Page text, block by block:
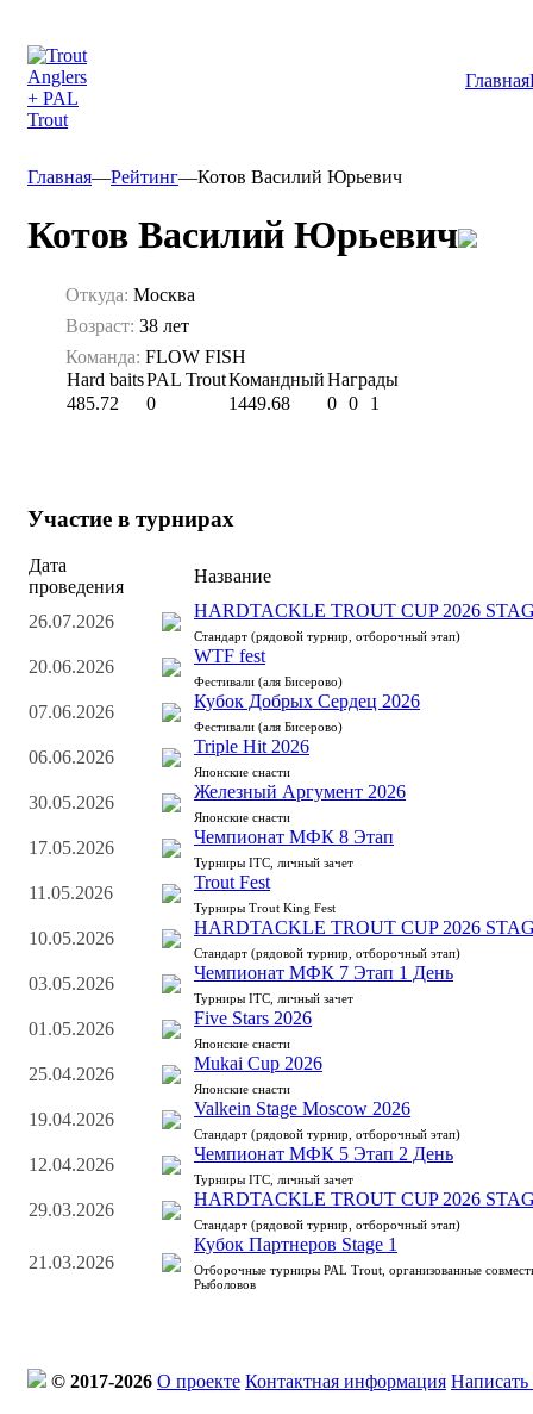
Главная
Главная—Рейтинг—Котов Василий Юрьевич
Котов Василий Юрьевич
Откуда: Москва
Возраст: 38 лет
Команда: FLOW FISH
Hard baitsPAL TroutКомандныйНаграды
485.72
0 1449.68 0 0 1
Участие в турнирах
Дата
проведения
Название
26.07.2026
HARDTACKLE TROUT CUP 2026
Стандарт (рядовой турнир, отборочный этап)
20.06.2026
WTF fest
Фестивали (аля Бисерово)
07.06.2026
Кубок Добрых Сердец 2026
Фестивали (аля Бисерово)
06.06.2026
Triple Hit 2026
Японские снасти
30.05.2026
Железный Аргумент 2026
Японские снасти
17.05.2026
Чемпионат МФК 8 Этап
Турниры ITC, личный зачет
11.05.2026
Trout Fest
Турниры Trout King Fest
10.05.2026
HARDTACKLE TROUT CUP 2026
Стандарт (рядовой турнир, отборочный этап)
03.05.2026
Чемпионат МФК 7 Этап 1 День
Турниры ITC, личный зачет
01.05.2026
Five Stars 2026
Японские снасти
25.04.2026
Mukai Cup 2026
Японские снасти
19.04.2026
Valkein Stage Moscow 2026
Стандарт (рядовой турнир, отборочный этап)
12.04.2026
Чемпионат МФК 5 Этап 2 День
Турниры ITC, личный зачет
29.03.2026
HARDTACKLE TROUT CUP 2026
Стандарт (рядовой турнир, отборочный этап)
21.03.2026
Кубок Партнеров Stage 1
Отборочные турниры PAL Trout, организованные
Рыболовов
© 2017-2026 О проекте Контактная информация